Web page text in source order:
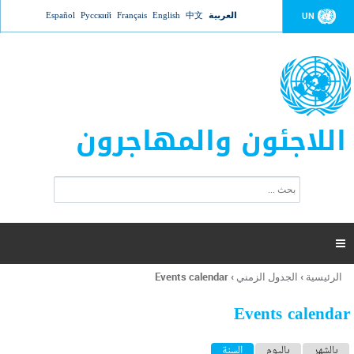
Jump to navigation UN العربية 中文
English
Français
Русский
Español
اللاجئون والمهاجرون
ت
ر
ل
ح
ب

أنت
هنا
الرئيسية › الجدول الزمني ›
Events calendar
Events calendar